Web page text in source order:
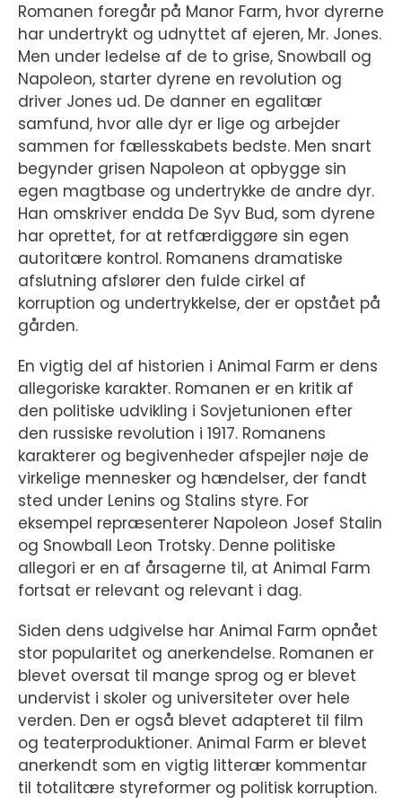
Romanen foregår på Manor Farm, hvor dyrerne
har undertrykt og udnyttet af ejeren, Mr. Jones.
Men under ledelse af de to grise, Snowball og
Napoleon, starter dyrene en revolution og
driver Jones ud. De danner en egalitær
samfund, hvor alle dyr er lige og arbejder
sammen for fællesskabets bedste. Men snart
begynder grisen Napoleon at opbygge sin
egen magtbase og undertrykke de andre dyr.
Han omskriver endda De Syv Bud, som dyrene
har oprettet, for at retfærdiggøre sin egen
autoritære kontrol. Romanens dramatiske
afslutning afslører den fulde cirkel af
korruption og undertrykkelse, der er opstået på
gården.
En vigtig del af historien i Animal Farm er dens
allegoriske karakter. Romanen er en kritik af
den politiske udvikling i Sovjetunionen efter
den russiske revolution i 1917. Romanens
karakterer og begivenheder afspejler nøje de
virkelige mennesker og hændelser, der fandt
sted under Lenins og Stalins styre. For
eksempel repræsenterer Napoleon Josef Stalin
og Snowball Leon Trotsky. Denne politiske
allegori er en af årsagerne til, at Animal Farm
fortsat er relevant og relevant i dag.
Siden dens udgivelse har Animal Farm opnået
stor popularitet og anerkendelse. Romanen er
blevet oversat til mange sprog og er blevet
undervist i skoler og universiteter over hele
verden. Den er også blevet adapteret til film
og teaterproduktioner. Animal Farm er blevet
anerkendt som en vigtig litterær kommentar
til totalitære styreformer og politisk korruption.